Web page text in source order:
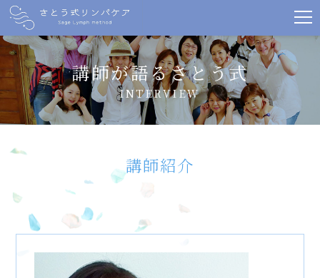
講師が語るさとう式
INTERVIEW
講師紹介